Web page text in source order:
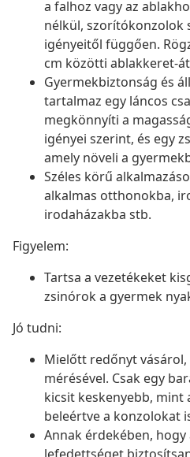
a falhoz vagy az
nélkül, szorítókonzolok
igényeitől függően.
cm közötti ablakkeret-
Gyermekbiztonság és
tartalmaz egy láncos
megkönnyíti a
igényei szerint, és egy
amely növeli a
Széles körű
alkalmas otthonokba,
irodaházakba stb.
Figyelem:
Tartsa a vezetékeket
zsinórok a gyermek
Jó tudni:
Mielőtt redőnyt vásárol,
mérésével. Csak egy
kicsit keskenyebb, mint
beleértve a konzolokat
Annak érdekében,